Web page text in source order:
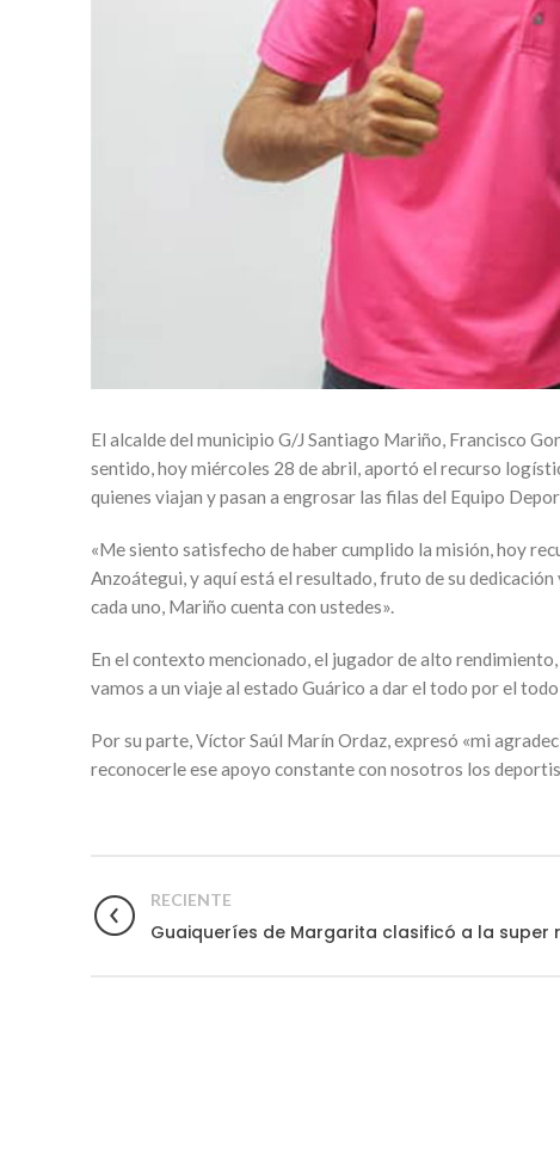
El alcalde del municipio G/J Santiago Mariño, Francisco
sentido, hoy miércoles 28 de abril, aportó el recurso
quienes viajan y pasan a engrosar las filas del Equipo
«Me siento satisfecho de haber cumplido la misión, hoy
Anzoátegui, y aquí está el resultado, fruto de su
cada uno, Mariño cuenta con ustedes».
En el contexto mencionado, el jugador de alto
vamos a un viaje al estado Guárico a dar el todo por el
Por su parte, Víctor Saúl Marín Ordaz, expresó «mi
reconocerle ese apoyo constante con nosotros los
RECIENTE
Guaiqueríes de Margarita clasificó a la super